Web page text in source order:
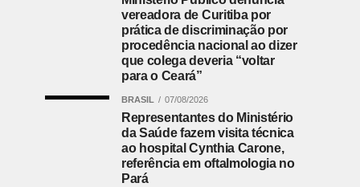
vereadora de Curitiba por
prática de discriminação por
procedência nacional ao dizer
que colega deveria “voltar
para o Ceará”
BRASIL 07/08/2026
Representantes do Ministério
da Saúde fazem visita técnica
ao hospital Cynthia Carone,
referência em oftalmologia no
Pará